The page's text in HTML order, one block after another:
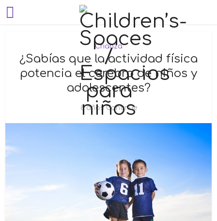
Crianza
¿Sabías que la actividad física
potencia el cerebro de niños y
adolescentes?
8 años Continue